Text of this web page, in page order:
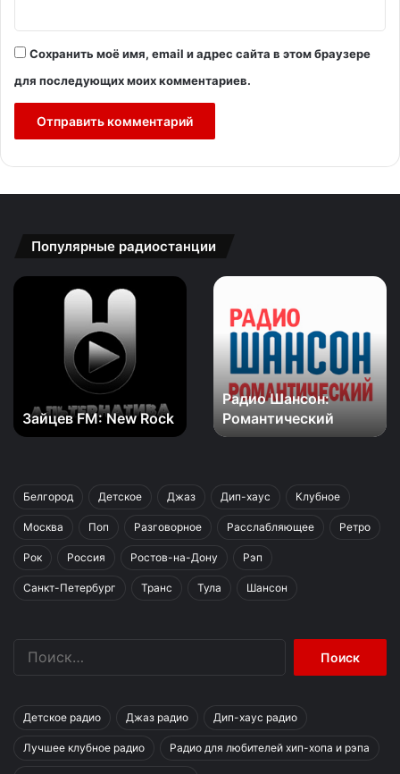
Сохранить моё имя, email и адрес сайта в этом браузере
для последующих моих комментариев.
Популярные радиостанции
Зайцев
Зайцев FM: New Rock
Радио
Романтический
Радио Шансон:
Романтический
Белгород Детское Джаз Дип-хаус Клубное
Москва Поп Разговорное Расслабляющее Ретро
Рок Россия Ростов-на-Дону Рэп
Санкт-Петербург Транс Тула Шансон
Детское радио Джаз радио Дип-хаус радио
Лучшее клубное радио Радио для любителей хип-хопа и рэпа